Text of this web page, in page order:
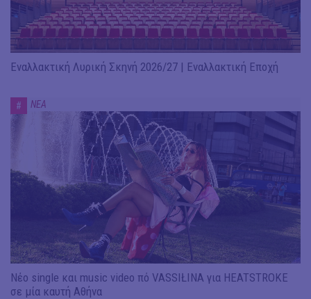
Εναλλακτική Λυρική Σκηνή 2026/27 | Εναλλακτική Εποχή
# ΝΕΑ
Νέο single και music video πό VASSIŁINA για HEATSTROKE
σε μία καυτή Αθήνα